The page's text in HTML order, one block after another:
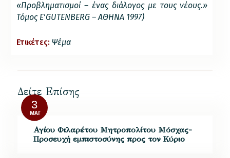
«Προβληματισμοί – ένας διάλογος με τους νέους.»
Τόμος Ε΄ GUTENBERG – ΑΘΗΝΑ 1997)
Ετικέτες: Ψέμα
Δείτε Επίσης
3
ΜΆΙ
Αγίου Φιλαρέτου Μητροπολίτου Μόσχας-
Προσευχή εμπιστοσύνης προς τον Κύριο